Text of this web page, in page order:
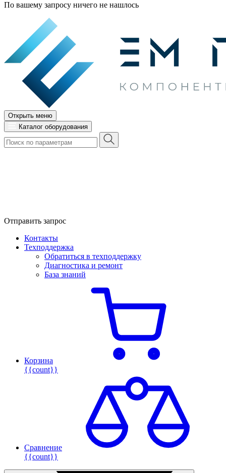
По вашему запросу ничего не нашлось
Открыть меню
Каталог оборудования
Отправить запрос
Контакты
Техподдержка
Обратиться в техподдержку
Диагностика и ремонт
База знаний
Корзина
{{count}}
Сравнение
{{count}}